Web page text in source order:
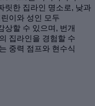
릿한 집라인 명소로, 낮과
이와 성인 모두
상할 수 있으며, 번개
집라인을 경험할 수
중력 점프와 현수식